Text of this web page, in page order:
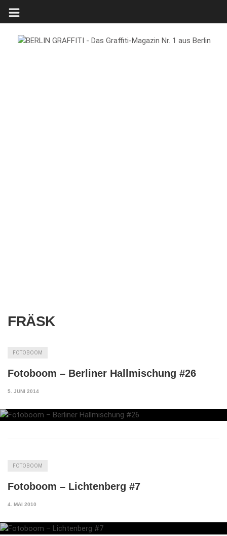
FRÄSK
FOTOBOOM
Fotoboom – Berliner Hallmischung #26
5. JUNI 2014
FOTOBOOM
Fotoboom – Lichtenberg #7
4. MAI 2010